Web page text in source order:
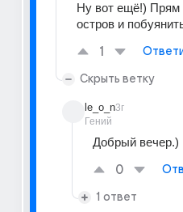
Ну вот ещё!) Прям
остров и
1
Скрыть ветку
le_o_n
Гений
3г
Добрый вечер.)
0
1 ответ